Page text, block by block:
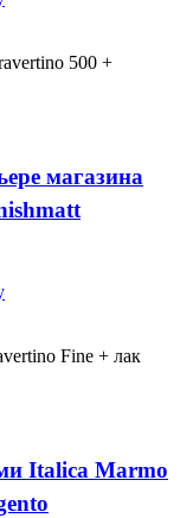
магазина
Italica Marmo